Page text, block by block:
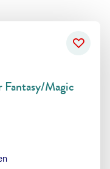
Magic